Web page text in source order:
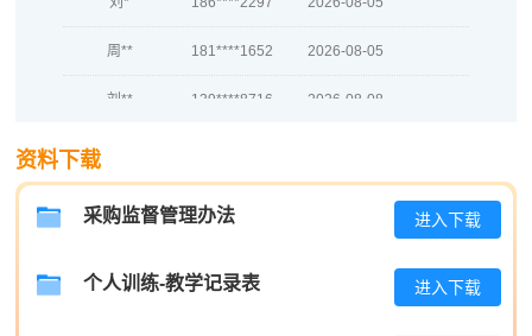
高** 181****3612 2026-08-07
陈* 181****5363
李** 181****1624
资料下载
采购监督管理办法 进入下载
个人训练-教学记录表 进入下载